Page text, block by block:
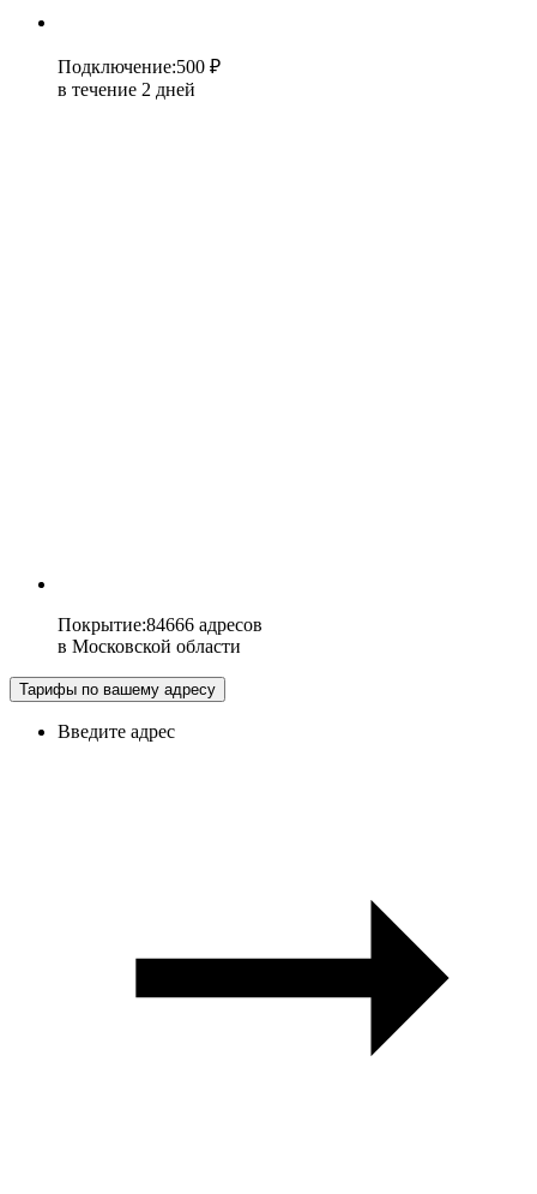
Подключение:500 ₽
в течение 2 дней
Покрытие:84666 адресов
в Московской области
Тарифы по вашему адресу
Введите адрес